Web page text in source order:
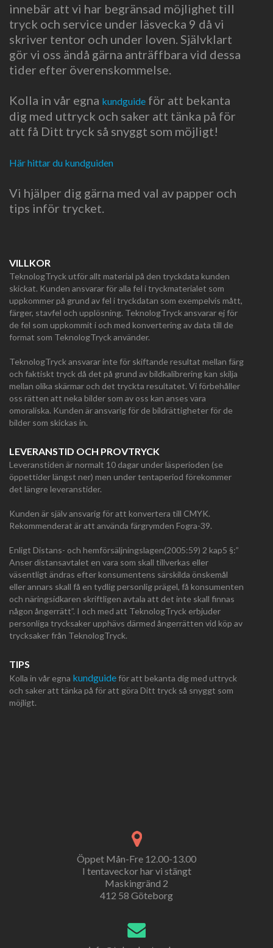
innebär att vi har begränsad möjlighet till
tryck och service under läsvecka 9 då vi
skriver tentor och under loven. Självklart
gör vi oss ändå gärna anträffbara vid dessa
tider efter överenskommelse.
Kolla in vår egna kundguide för att bekanta
dig med uttryck och saker att tänka på för
att få Ditt tryck så snyggt som möjligt!
Här hittar du kundguiden
Vi hjälper dig gärna med val av papper och
tips inför trycket.
VILLKOR
TeknologTryck utför allt material på den tryckdata kunden
skickat. Kunden ansvarar för alla fel i tryckmaterialet som
uppkommer på grund av fel i tryckdatan som exempelvis mått,
färger, stavfel och upplösning. TeknologTryck ansvarar ej för
de fel som uppkommit i och med konvertering av data till de
format som TeknologTryck använder.
TeknologTryck ansvarar inte för skiftande resultat mellan färg
och faktiskt tryck då det på grund av bildkalibrering kan skilja
mellan olika skärmar och det tryckta resultatet. Vi förbehåller
oss rätten att neka bilder som av oss kan anses vara
omoraliska. Kunden är ansvarig för de bildrättigheter för de
bilder som skickas in.
LEVERANSTID OCH PROVTRYCK
Leveranstiden är normalt 10 dagar under läsperioden (se
öppettider längst ner) men under tentaperiod förekommer
det längre leveranstider.
Kunden är själv ansvarig för att konvertera till CMYK.
Rekommenderat är att använda färgrymden Fogra-39.
Enligt Distans- och hemförsäljningslagen(2005:59) 2 kap5 §:”
Anser distansavtalet en vara som skall tillverkas eller
väsentligt ändras efter konsumentens särskilda önskemål
eller annars skall få en tydlig personlig prägel, få konsumenten
och näringsidkaren skriftligen avtala att det inte skall finnas
någon ångerrätt”. I och med att TeknologTryck erbjuder
personliga trycksaker upphävs därmed ångerrätten vid köp av
trycksaker från TeknologTryck.
TIPS
Kolla in vår egna kundguideför att bekanta dig med uttryck
och saker att tänka på för att göra Ditt tryck så snyggt som
möjligt.
Öppet Mån-Fre 12.00-13.00
I tentaveckor har vi stängt
Maskingränd 2
412 58 Göteborg